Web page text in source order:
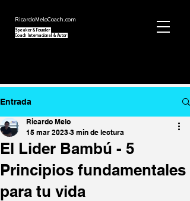
RicardoMeloCoach.com
Speaker& Founder
Coach Internacional & Autor
Entrada
El Lider Bambú - 5
Principios fundamentales
para tu vida
Ricardo Melo
15 mar 2023 3 min de lectura